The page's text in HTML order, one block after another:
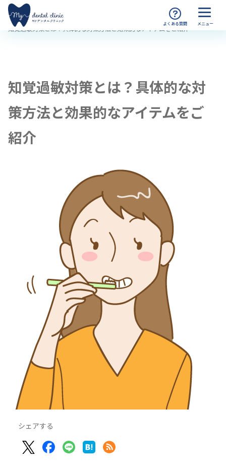
MYデンタルクリニック渋谷 TOP
知覚過敏対策とは？具体的な対策方法と効果的なアイテムをご紹介
知覚過敏対策とは？具体的な対
策方法と効果的なアイテムをご
紹介
シェアする